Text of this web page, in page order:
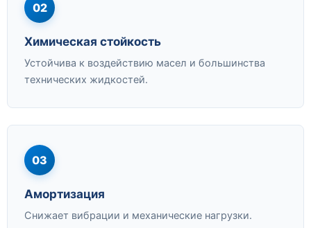
02
Химическая стойкость
Устойчива к воздействию масел и большинства
технических жидкостей.
03
Амортизация
Снижает вибрации и механические нагрузки.